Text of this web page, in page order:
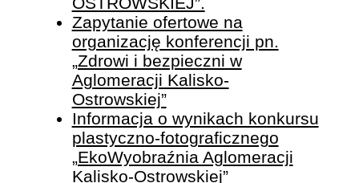
Zapytanie ofertowe na
organizację konferencji pn.
„Zdrowi i bezpieczni w
Aglomeracji Kalisko-
Ostrowskiej”
Informacja o wynikach konkursu
plastyczno-fotograficznego
„EkoWyobraźnia Aglomeracji
Kalisko-Ostrowskiej”